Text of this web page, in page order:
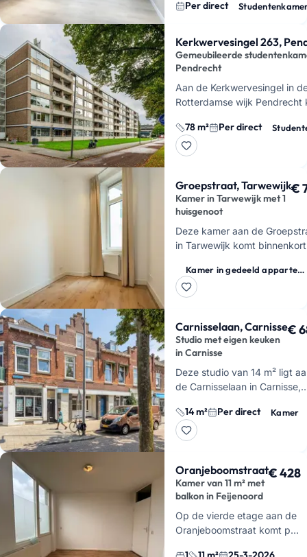
Per direct
Kerkwervesingel 263,
Gemeubileerde
Pendrecht
Aan de Kerkwervesingel in
Rotterdamse wijk Pendrecht
studentenkamers vrij. Je
woning van in tot…
78 m² Per direct
Groepstraat, Tarwewijk
Kamer in Tarwewijk met 1
huisgenoot
€
Deze kamer aan de
in Tarwewijk komt binnenkort
kamer in een gedeeld
appartement en deelt de
Kamer in gedeeld appartement
Carnisselaan, Carnisse
Studio met eigen keuken
in Carnisse
€
Deze studio van 14 m² ligt
de Carnisselaan in Carnisse,
beschikbaar. Je woont
compact, maar wel met je
keuk…
14 m² Per direct Kamer
Oranjeboomstraat
Kamer van 11 m² met
balkon in Feijenoord
€ 428
Op de vierde etage aan de
Oranjeboomstraat komt per